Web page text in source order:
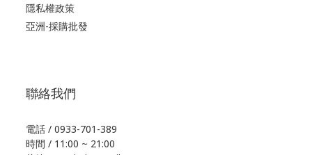
隱私權政策
亞洲-採購批發
聯絡我們
電話 / 0933-701-389
時間 / 11:00 ~ 21:00